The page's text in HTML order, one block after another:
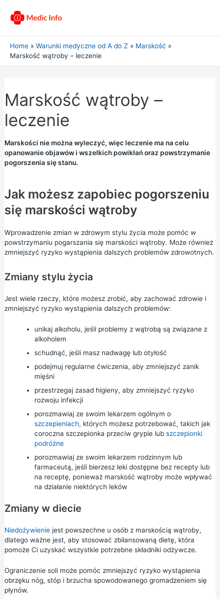
Home Warunki medyczne od A do Z
Marskość
Marskość wątroby – leczenie
Marskość wątroby –
leczenie
Marskości nie można wyleczyć, więc leczenie ma na celu
opanowanie objawów i wszelkich powikłań oraz powstrzymanie
pogorszenia się stanu.
Jak możesz zapobiec pogorszeniu
się marskości wątroby
Wprowadzenie zmian w zdrowym stylu życia może pomóc w
powstrzymaniu pogarszania się marskości wątroby. Może również
zmniejszyć ryzyko wystąpienia dalszych problemów zdrowotnych.
Zmiany stylu życia
Jest wiele rzeczy, które możesz zrobić, aby zachować zdrowie i
zmniejszyć ryzyko wystąpienia dalszych problemów:
unikaj alkoholu, jeśli problemy z wątrobą są związane z
alkoholem
schudnąć, jeśli masz nadwagę lub otyłość
podejmuj regularne ćwiczenia, aby zmniejszyć zanik
mięśni
przestrzegaj zasad higieny, aby zmniejszyć ryzyko
rozwoju infekcji
porozmawiaj ze swoim lekarzem ogólnym o
szczepieniach, których możesz potrzebować, takich jak
coroczna szczepionka przeciw grypielub szczepionki
podróżne
porozmawiaj ze swoim lekarzem rodzinnym lub
farmaceutą, jeśli bierzesz leki dostępne bez recepty lub
na receptę, ponieważ marskość wątroby może wpływać
na działanie niektórych leków
Zmiany w diecie
Niedożywieniejest powszechne u osób z marskością wątroby,
dlatego ważne jest, aby stosować zbilansowaną dietę, która
pomoże Ci uzyskać wszystkie potrzebne składniki odżywcze.
Ograniczenie solimoże pomóc zmniejszyć ryzyko wystąpienia
obrzęku nóg, stóp i brzucha spowodowanego gromadzeniem się
płynów.